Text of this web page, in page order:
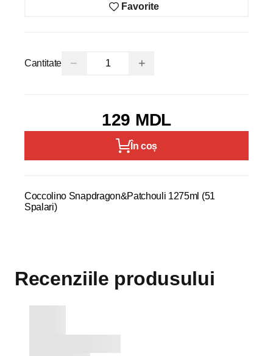
Favorite
Cantitate − +
129 MDL
În coș
Coccolino Snapdragon&Patchouli 1275ml (51
Spalari)
Recenziile produsului